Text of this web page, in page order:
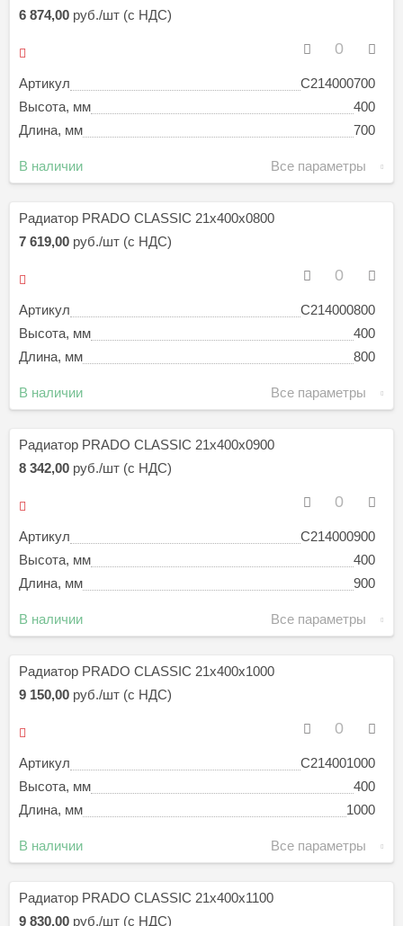
Артикул
C214000700
Высота, мм
400
Длина, мм
700
6 874,00 руб./шт (с НДС)
В наличии Все параметры
Радиатор PRADO CLASSIC 21х400х0800
Артикул
C214000800
Высота, мм
400
Длина, мм
800
7 619,00 руб./шт (с НДС)
В наличии Все параметры
Радиатор PRADO CLASSIC 21х400х0900
Артикул
C214000900
Высота, мм
400
Длина, мм
900
8 342,00 руб./шт (с НДС)
В наличии Все параметры
Радиатор PRADO CLASSIC 21х400х1000
Артикул
C214001000
Высота, мм
400
Длина, мм
1000
9 150,00 руб./шт (с НДС)
В наличии Все параметры
Радиатор PRADO CLASSIC 21х400х1100
9 830,00 руб./шт (с НДС)